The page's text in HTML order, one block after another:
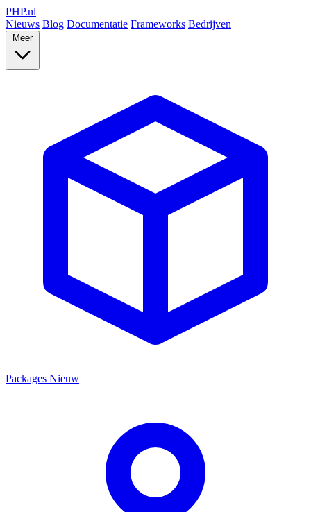
PHP.nl
Nieuws Blog Documentatie Frameworks Bedrijven
Meer
Packages Nieuw